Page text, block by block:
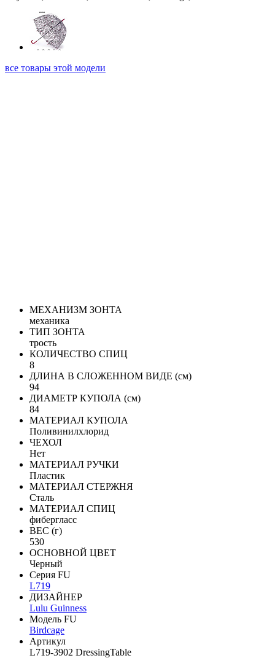
все товары этой модели
МЕХАНИЗМ ЗОНТА
механика
ТИП ЗОНТА
трость
КОЛИЧЕСТВО СПИЦ
8
ДЛИНА В СЛОЖЕННОМ ВИДЕ (см)
94
ДИАМЕТР КУПОЛА (см)
84
МАТЕРИАЛ КУПОЛА
Поливинилхлорид
ЧЕХОЛ
Нет
МАТЕРИАЛ РУЧКИ
Пластик
МАТЕРИАЛ СТЕРЖНЯ
Сталь
МАТЕРИАЛ СПИЦ
фибергласс
ВЕС (г)
530
ОСНОВНОЙ ЦВЕТ
Черный
Серия FU
L719
ДИЗАЙНЕР
Lulu Guinness
Модель FU
Birdcage
Артикул
L719-3902 DressingTable